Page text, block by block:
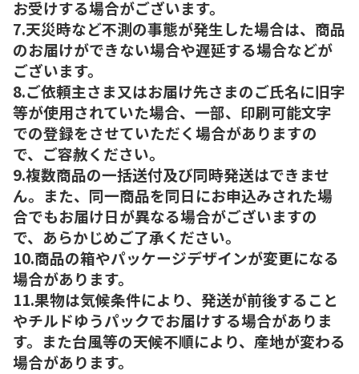
お受けする場合がございます。
7.天災時など不測の事態が発生した場合は、商品
のお届けができない場合や遅延する場合などが
ございます。
8.ご依頼主さま又はお届け先さまのご氏名に旧字
等が使用されていた場合、一部、印刷可能文字
での登録をさせていただく場合がありますの
で、ご容赦ください。
9.複数商品の一括送付及び同時発送はできませ
ん。また、同一商品を同日にお申込みされた場
合でもお届け日が異なる場合がございますの
で、あらかじめご了承ください。
10.商品の箱やパッケージデザインが変更になる
場合があります。
11.果物は気候条件により、発送が前後すること
やチルドゆうパックでお届けする場合がありま
す。また台風等の天候不順により、産地が変わる
場合があります。